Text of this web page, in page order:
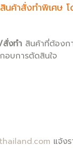
นค้าสั่งทำพิเศษ
งทำ สินค้าที่ต้องก
อบการตัดสินใจ
แจ้ง